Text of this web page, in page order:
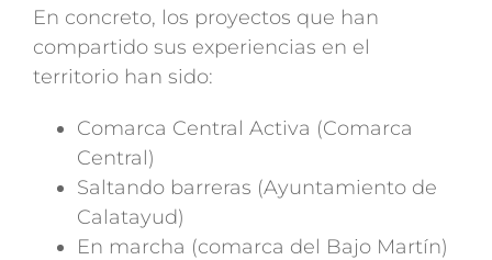
En concreto, los proyectos que han
compartido sus experiencias en el
territorio han sido:
Comarca Central Activa (Comarca
Central)
Saltando barreras (Ayuntamiento de
Calatayud)
En marcha (comarca del Bajo Martín)